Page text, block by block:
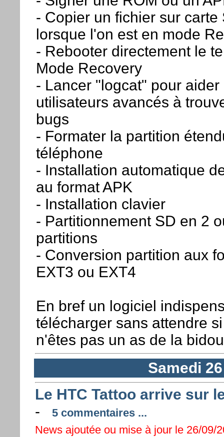
- Copier un fichier sur carte
lorsque l'on est en mode
- Rebooter directement le
Mode Recovery
- Lancer "logcat" pour aider
utilisateurs avancés à
bugs
- Formater la partition
téléphone
- Installation automatique
au format APK
- Installation clavier
- Partitionnement SD en 2
partitions
- Conversion partition aux
EXT3 ou EXT4
En bref un logiciel
télécharger sans attendre
n'êtes pas un as de la
Samedi
Le HTC Tattoo arrive sur
-
5 commentaires ...
News ajoutée ou mise à jour le 26/09/